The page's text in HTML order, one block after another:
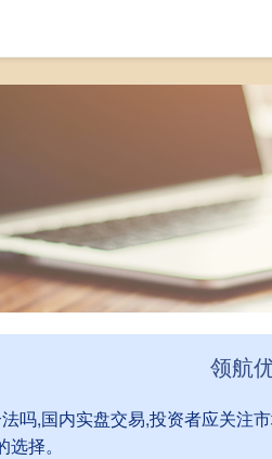
领航
吗,国内实盘交易,投资者应关注
择。